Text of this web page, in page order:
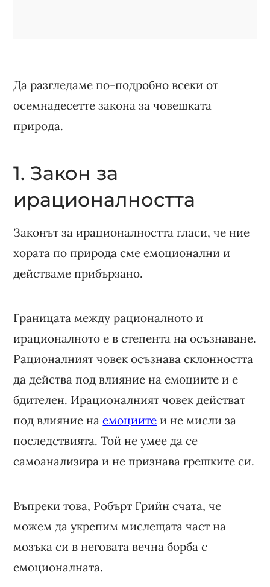
Да разгледаме по-подробно всеки от
осемнадесетте закона за човешката
природа.
1. Закон за
ирационалността
Законът за ирационалността гласи, че ние
хората по природа сме емоционални и
действаме прибързано.
Границата между рационалното и
ирационалното е в степента на осъзнаване.
Рационалният човек осъзнава склонността
да действа под влияние на емоциите и е
бдителен. Ирационалният човек действат
под влияние наемоциите и не мисли за
последствията. Той не умее да се
самоанализира и не признава грешките си.
Въпреки това, Робърт Грийн счата, че
можем да укрепим мислещата част на
мозъка си в неговата вечна борба с
емоционалната.